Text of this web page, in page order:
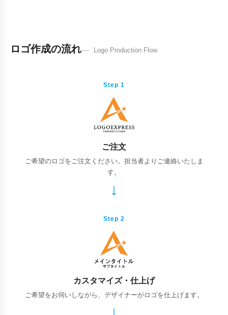
ロゴ作成の流れ Logo Production Flow
Step 1
ご注文
ご希望のロゴをご注文ください。担当者よりご連絡いたしま
す。
Step 2
カスタマイズ・仕上げ
ご希望をお伺いしながら、デザイナーがロゴを仕上げます。